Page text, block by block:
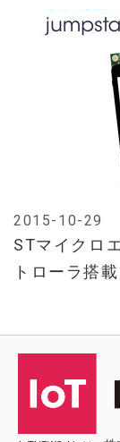
STマイクロ
トローラ搭
2015-10-29